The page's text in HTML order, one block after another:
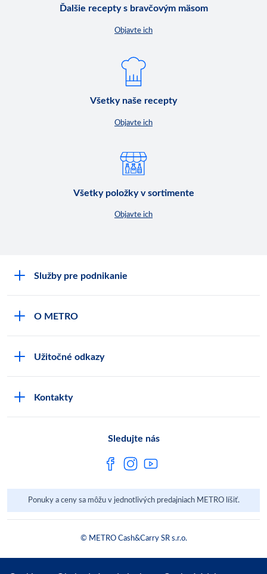
Ďalšie recepty s bravčovým mäsom
Objavte ich
Všetky naše recepty
Objavte ich
Všetky položky v sortimente
Objavte ich
Služby pre podnikanie
Track & trace
O METRO
Užitočné odkazy
Kontakty
Sledujte nás
Ponuky a ceny sa môžu v jednotlivých predajniach METRO líšiť.
© METRO Cash&Carry SR s.r.o.